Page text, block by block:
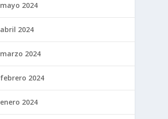
mayo 2024
abril 2024
marzo 2024
febrero 2024
enero 2024